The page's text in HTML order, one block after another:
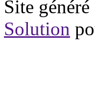
Site
Solution